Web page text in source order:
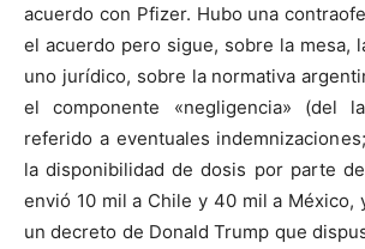
acuerdo con Pfizer. Hubo una
el acuerdo pero sigue, sobre la mesa,
uno jurídico, sobre la normativa
el componente «negligencia» (del
referido a eventuales
la disponibilidad de dosis por parte
envió 10 mil a Chile y 40 mil a México,
un decreto de Donald Trump que